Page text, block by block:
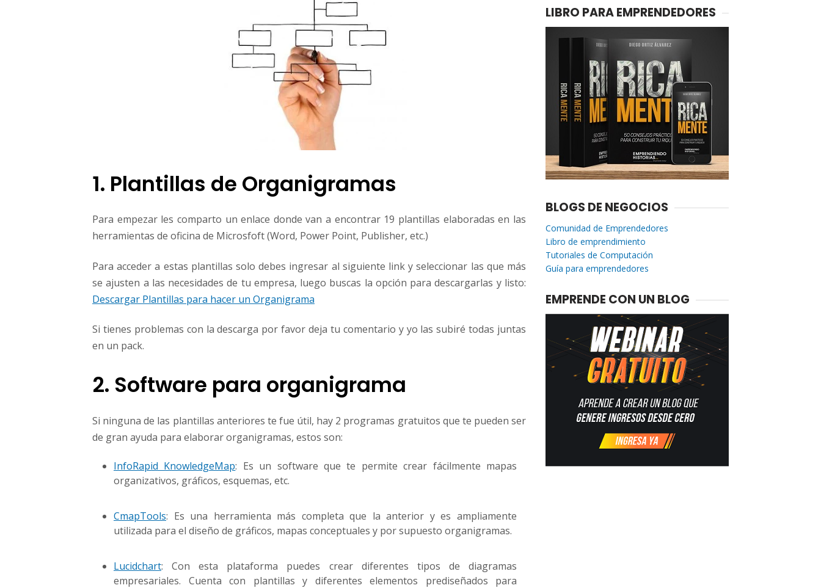
1. Plantillas de Organigramas
Para empezar les comparto un enlace donde van a encontrar 19 plantillas elaboradas en las
herramientas de oficina de Microsfoft (Word, Power Point, Publisher, etc.)
Para acceder a estas plantillas solo debes ingresar al siguiente link y seleccionar las que más
se ajusten a las necesidades de tu empresa, luego buscas la opción para descargarlas y listo:
Descargar Plantillas para hacer un Organigrama
Si tienes problemas con la descarga por favor deja tu comentario y yo las subiré todas juntas
en un pack.
2. Software para organigrama
Si ninguna de las plantillas anteriores te fue útil, hay 2 programas gratuitos que te pueden ser
de gran ayuda para elaborar organigramas, estos son:
InfoRapid KnowledgeMap: Es un software que te permite crear fácilmente mapas
organizativos, gráficos, esquemas, etc.
CmapTools: Es una herramienta más completa que la anterior y es ampliamente
utilizada para el diseño de gráficos, mapas conceptuales y por supuesto organigramas.
Lucidchart: Con esta plataforma puedes crear diferentes tipos de diagramas
empresariales. Cuenta con plantillas y diferentes elementos prediseñados para
LIBRO PARA EMPRENDEDORES
BLOGS DE NEGOCIOS
Comunidad de Emprendedores
Libro de emprendimiento
Tutoriales de Computación
Guía para emprendedores
EMPRENDE CON UN BLOG